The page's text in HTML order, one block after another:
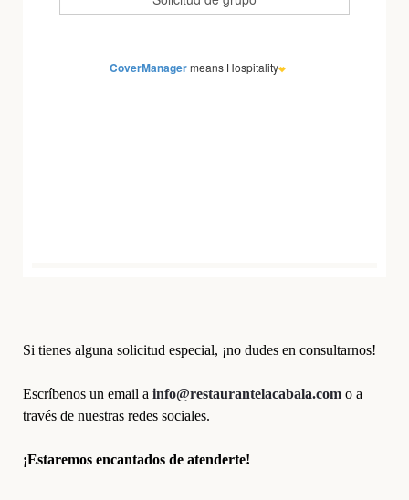
Si tienes alguna solicitud especial, ¡no dudes en consultarnos!
Escríbenos un email a info@restaurantelacabala.com o a
través de nuestras redes sociales.
¡Estaremos encantados de atenderte!